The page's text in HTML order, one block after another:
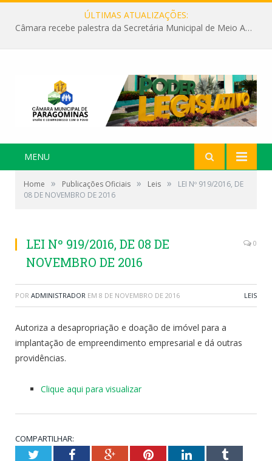
ÚLTIMAS ATUALIZAÇÕES:
Câmara recebe palestra da Secretária Municipal de Meio Ambiente sobre as ações da “SEMANA DO MEIO AMBIENTE”
MENU
Home » Publicações Oficiais » Leis »
LEI Nº 919/2016, DE
08 DE NOVEMBRO DE 2016
LEI Nº 919/2016, DE 08 DE
NOVEMBRO DE 2016
0
POR ADMINISTRADOR EM 8 DE NOVEMBRO DE 2016 LEIS
Autoriza a desapropriação e doação de imóvel para a
implantação de empreendimento empresarial e dá outras
providências.
Clique aqui para visualizar
COMPARTILHAR:
TwitterFacebookGoogle+PinterestLinkedInTumblr